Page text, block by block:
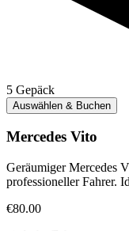
5 Gepäck
Auswählen & Buchen
Mercedes Vito
Geräumiger Mercedes
professioneller Fahrer.
€80.00